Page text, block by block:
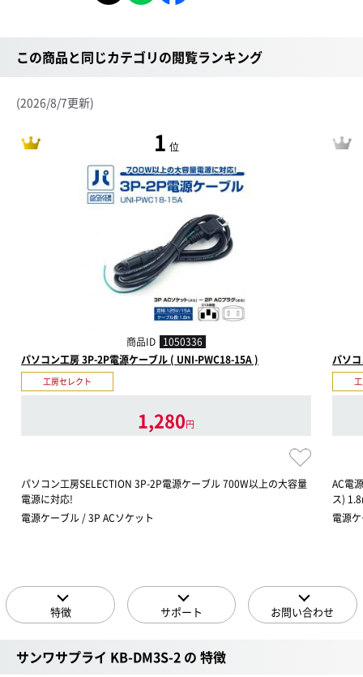
この商品と同じカテゴリの閲覧ランキング
(2026/8/7更新)
1 位
商品ID 1050336
パソコン工房 3P-2P電源ケーブル ( UNI-PWC18-15A )
工房セレクト
1,280円
パソコン工房SELECTION 3P-2P電源ケーブル 700W以上の大容量
電源に対応!
電源ケーブル / 3P ACソケット
パソ
AC電
ス)
電源
特徴 サポート お問い合わせ
サンワサプライ KB-DM3S-2 の 特徴